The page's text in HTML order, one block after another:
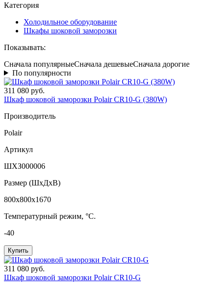
Категория
Холодильное оборудование
Шкафы шоковой заморозки
Показывать:
Сначала популярныеСначала дешевыеСначала дорогие
По популярности
311 080 руб.
Шкаф шоковой заморозки Polair CR10-G (380W)
Производитель
Polair
Артикул
ШХЗ000006
Размер (ШxДхВ)
800x800x1670
Температурный режим, °C.
-40
Купить
311 080 руб.
Шкаф шоковой заморозки Polair CR10-G